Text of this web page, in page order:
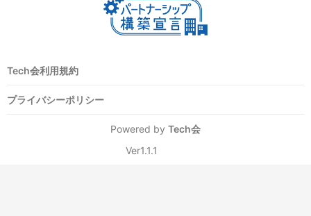
Tech会利用規約
プライバシーポリシー
Powered by Tech会
Ver1.1.1